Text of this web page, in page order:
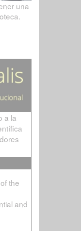
una
a la
the
and